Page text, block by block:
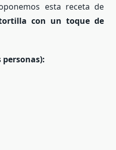
esta receta de
con un toque de
personas):